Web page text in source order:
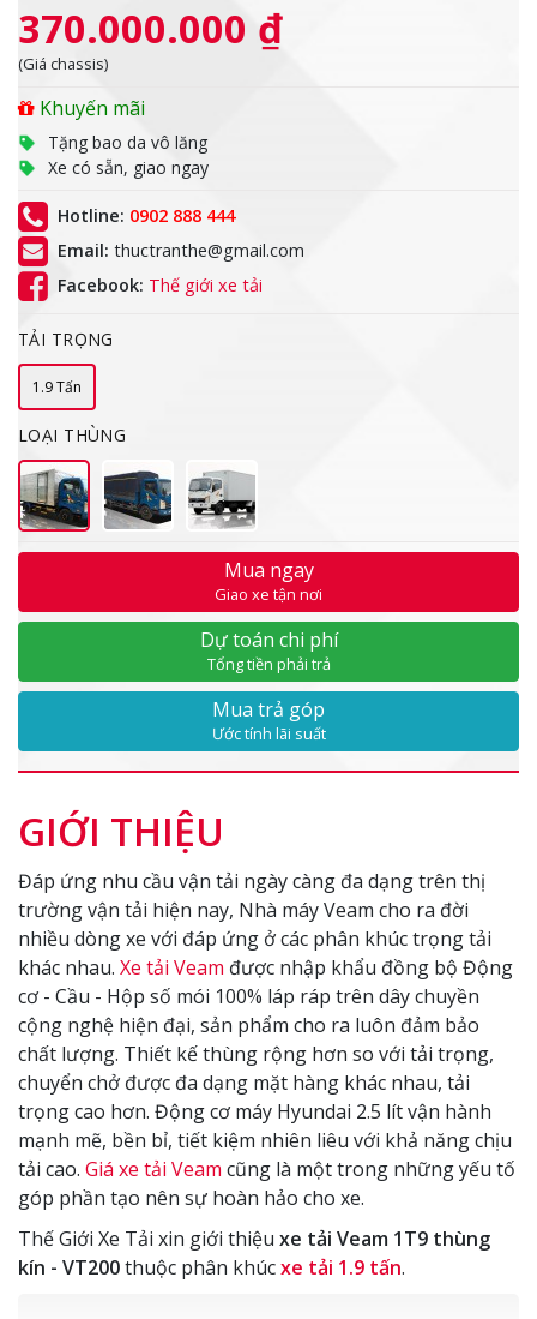
370.000.000 ₫
(Giá chassis)
Khuyến mãi
Tặng bao da vô lăng
Xe có sẵn, giao ngay
Hotline: 0902 888 444
Email: thuctranthe@gmail.com
Facebook: Thế giới xe tải
TẢI TRỌNG
1.9 Tấn
LOẠI THÙNG
Mua ngay
Giao xe tận nơi
Dự toán chi phí
Tổng tiền phải trả
Mua trả góp
Ước tính lãi suất
GIỚI THIỆU
Đáp ứng nhu cầu vận tải ngày càng đa dạng trên thị
trường vận tải hiện nay, Nhà máy Veam cho ra đời
nhiều dòng xe với đáp ứng ở các phân khúc trọng tải
khác nhau. Xe tải Veam được nhập khẩu đồng bộ Động
cơ - Cầu - Hộp số mói 100% láp ráp trên dây chuyền
cộng nghệ hiện đại, sản phẩm cho ra luôn đảm bảo
chất lượng. Thiết kế thùng rộng hơn so với tải trọng,
chuyển chở được đa dạng mặt hàng khác nhau, tải
trọng cao hơn. Động cơ máy Hyundai 2.5 lít vận hành
mạnh mẽ, bền bỉ, tiết kiệm nhiên liêu với khả năng chịu
tải cao. Giá xe tải Veam cũng là một trong những yếu tố
góp phần tạo nên sự hoàn hảo cho xe.
Thế Giới Xe Tải xin giới thiệu xe tải Veam 1T9 thùng
kín - VT200thuộc phân khúcxe tải 1.9 tấn.